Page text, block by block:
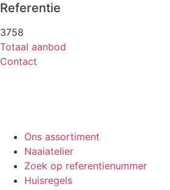
Referentie
3758
Totaal aanbod
Contact
Ons assortiment
Naaiatelier
Zoek op referentienummer
Huisregels